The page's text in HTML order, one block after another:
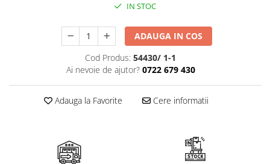
Cala
Paturica Decor
Petrecere Tematica
Petrecere Baieti
IN STOC
ADAUGA IN COS
Cod Produs: 54430/ 1-1
Ai nevoie de ajutor? 0722 679 430
Adauga la Favorite Cere informatii